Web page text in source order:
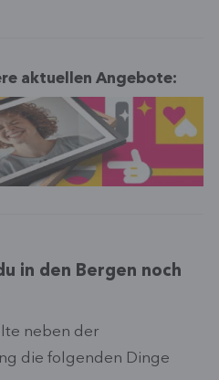
aktuellen Angebote:
in den Bergen noch
neben der
die folgenden Dinge